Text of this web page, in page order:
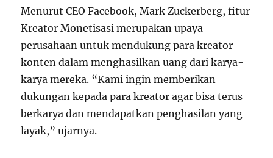
Menurut CEO Facebook, Mark Zuckerberg, fitur
Kreator Monetisasi merupakan upaya
perusahaan untuk mendukung para kreator
konten dalam menghasilkan uang dari karya-
karya mereka. “Kami ingin memberikan
dukungan kepada para kreator agar bisa terus
berkarya dan mendapatkan penghasilan yang
layak,” ujarnya.